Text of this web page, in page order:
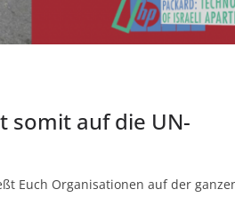
somit auf die UN-
Euch Organisationen auf der